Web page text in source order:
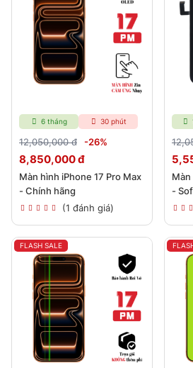
6 tháng 30 phút
12,050,000 đ -26%
8,850,000 đ
Màn hình iPhone 17 Pro Max
- Chính hãng
(1 đánh giá)
Màn
-
FLASH SALE